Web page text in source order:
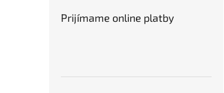
Prijímame online platby